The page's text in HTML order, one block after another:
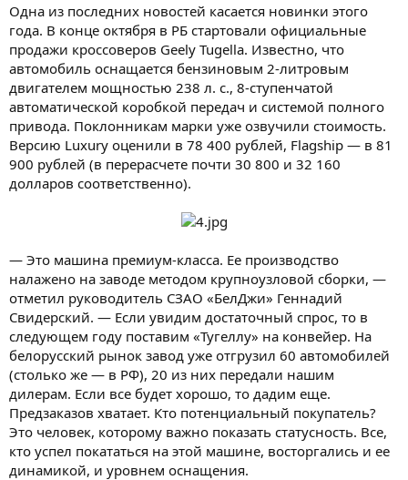
Одна из последних новостей касается новинки этого
года. В конце октября в РБ стартовали официальные
продажи кроссоверов Geely Tugella. Известно, что
автомобиль оснащается бензиновым 2-литровым
двигателем мощностью 238 л. с., 8-ступенчатой
автоматической коробкой передач и системой полного
привода. Поклонникам марки уже озвучили стоимость.
Версию Luxury оценили в 78 400 рублей, Flagship — в 81
900 рублей (в перерасчете почти 30 800 и 32 160
долларов соответственно).
— Это машина премиум-класса. Ее производство
налажено на заводе методом крупноузловой сборки, —
отметил руководитель СЗАО «БелДжи» Геннадий
Свидерский. — Если увидим достаточный спрос, то в
следующем году поставим «Тугеллу» на конвейер. На
белорусский рынок завод уже отгрузил 60 автомобилей
(столько же — в РФ), 20 из них передали нашим
дилерам. Если все будет хорошо, то дадим еще.
Предзаказов хватает. Кто потенциальный покупатель?
Это человек, которому важно показать статусность. Все,
кто успел покататься на этой машине, восторгались и ее
динамикой, и уровнем оснащения.